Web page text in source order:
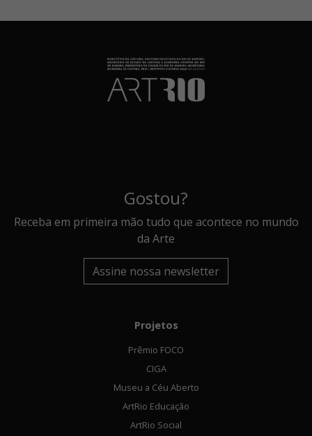
Gostou?
Receba em primeira mão tudo que acontece no mundo
da Arte
Assine nossa newsletter
Projetos
Prêmio FOCO
CIGA
Museu a Céu Aberto
ArtRio Educação
ArtRio Social